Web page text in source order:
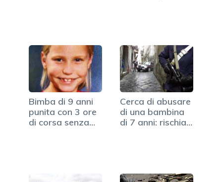
Bimba di 9 anni
punita con 3 ore
di corsa senza…
Cerca di abusare
di una bambina
di 7 anni: rischia…